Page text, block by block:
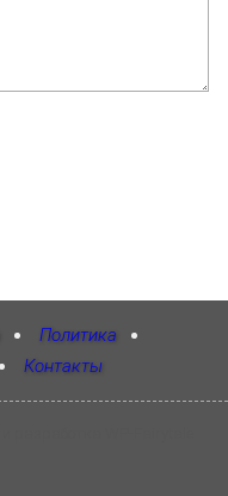
Политика
Контакты